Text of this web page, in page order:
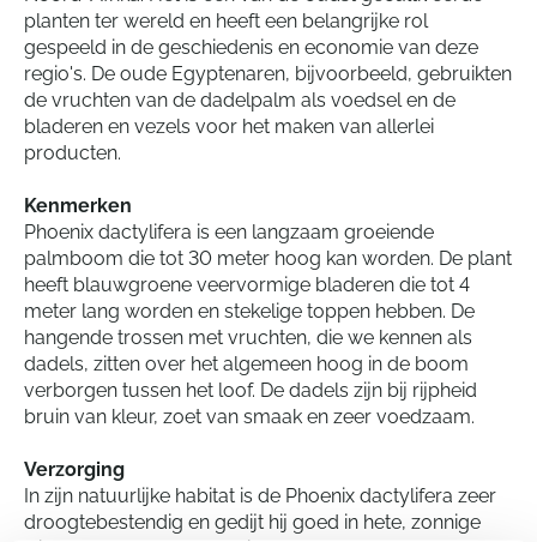
planten ter wereld en heeft een belangrijke rol
gespeeld in de geschiedenis en economie van deze
regio's. De oude Egyptenaren, bijvoorbeeld, gebruikten
de vruchten van de dadelpalm als voedsel en de
bladeren en vezels voor het maken van allerlei
producten.
Kenmerken
Phoenix dactylifera is een langzaam groeiende
palmboom die tot 30 meter hoog kan worden. De plant
heeft blauwgroene veervormige bladeren die tot 4
meter lang worden en stekelige toppen hebben. De
hangende trossen met vruchten, die we kennen als
dadels, zitten over het algemeen hoog in de boom
verborgen tussen het loof. De dadels zijn bij rijpheid
bruin van kleur, zoet van smaak en zeer voedzaam.
Verzorging
In zijn natuurlijke habitat is de Phoenix dactylifera zeer
droogtebestendig en gedijt hij goed in hete, zonnige